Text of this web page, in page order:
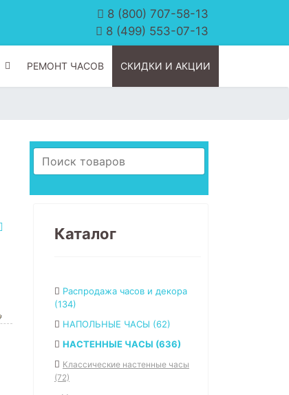
8 (800) 707-58-13
8 (499) 553-07-13
РЕМОНТ ЧАСОВ СКИДКИ И АКЦИИ
Каталог
Распродажа часов и декора
(134)
НАПОЛЬНЫЕ ЧАСЫ (62)
НАСТЕННЫЕ ЧАСЫ (636)
Классические настенные часы
(72)